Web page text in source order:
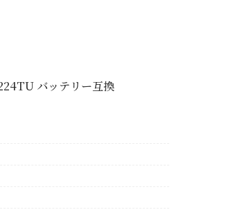
バッテリー互換